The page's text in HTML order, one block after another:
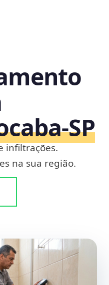
infiltrações.
na sua região.